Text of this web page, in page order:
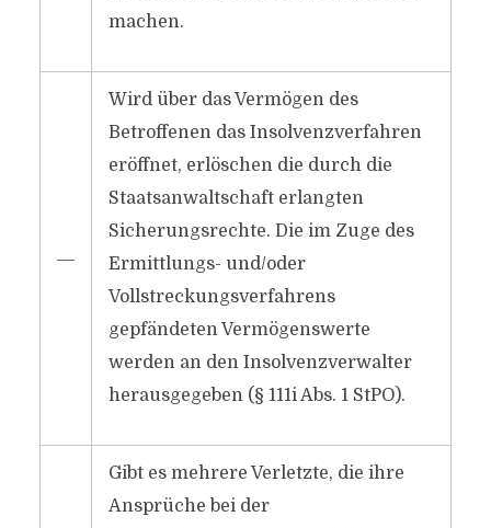
machen.
―
Wird über das Vermögen des
Betroffenen das Insolvenzverfahren
eröffnet, erlöschen die durch die
Staatsanwaltschaft erlangten
Sicherungsrechte. Die im Zuge des
Ermittlungs- und/oder
Vollstreckungsverfahrens
gepfändeten Vermögenswerte
werden an den Insolvenzverwalter
herausgegeben (§ 111i Abs. 1 StPO).
Gibt es mehrere Verletzte, die ihre
Ansprüche bei der